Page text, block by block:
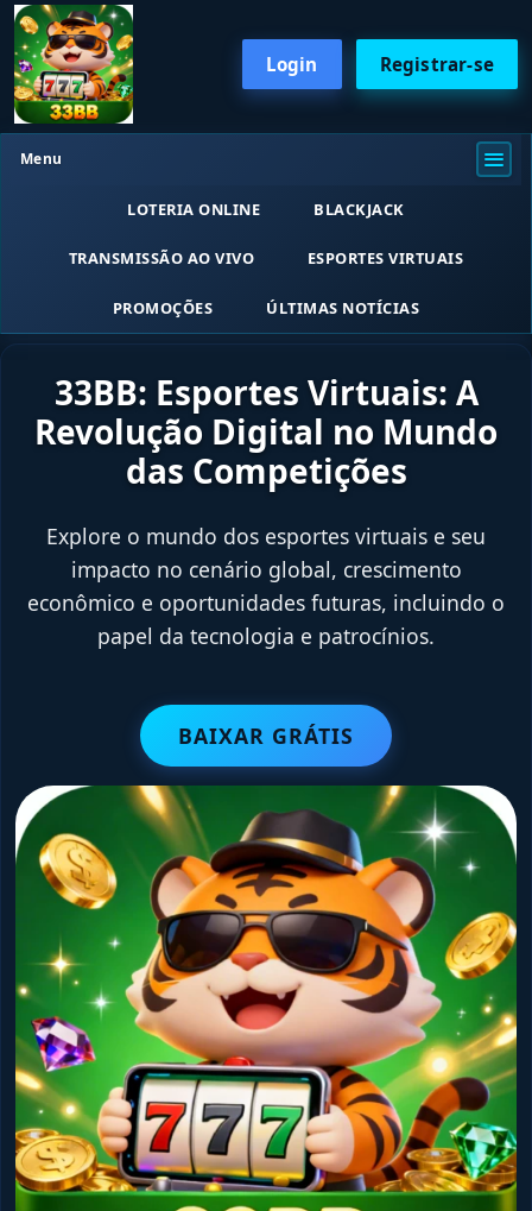
Login Registrar-se
Menu
LOTERIA ONLINE BLACKJACK
TRANSMISSÃO AO VIVO ESPORTES VIRTUAIS
PROMOÇÕES ÚLTIMAS NOTÍCIAS
33BB: Esportes Virtuais: A
Revolução Digital no Mundo
das Competições
Explore o mundo dos esportes virtuais e seu
impacto no cenário global, crescimento
econômico e oportunidades futuras, incluindo o
papel da tecnologia e patrocínios.
BAIXAR GRÁTIS